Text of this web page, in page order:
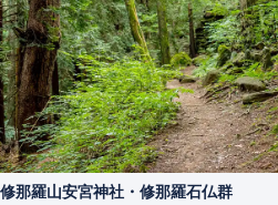
修那羅山安宮神社・修那羅石仏群